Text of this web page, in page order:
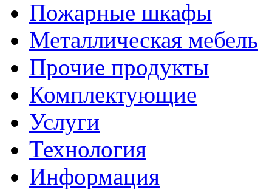
Пожарные шкафы
Металлическая мебель
Прочие продукты
Комплектующие
Услуги
Технология
Информация